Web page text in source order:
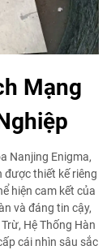
Mạng
Nanjing Enigma,
được thiết kế riêng
hiện cam kết của
và đáng tin cậy,
Hệ Thống Hàn
cái nhìn sâu sắc